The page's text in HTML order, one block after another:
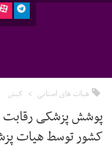
هیات های استانی کیش
پوشش پزشکی رقابت
کشور توسط هیات